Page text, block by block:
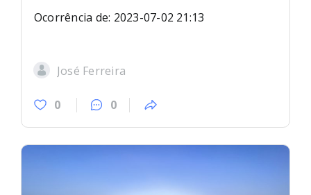
Ocorrência de: 2023-07-02 21:13
José Ferreira
0 0